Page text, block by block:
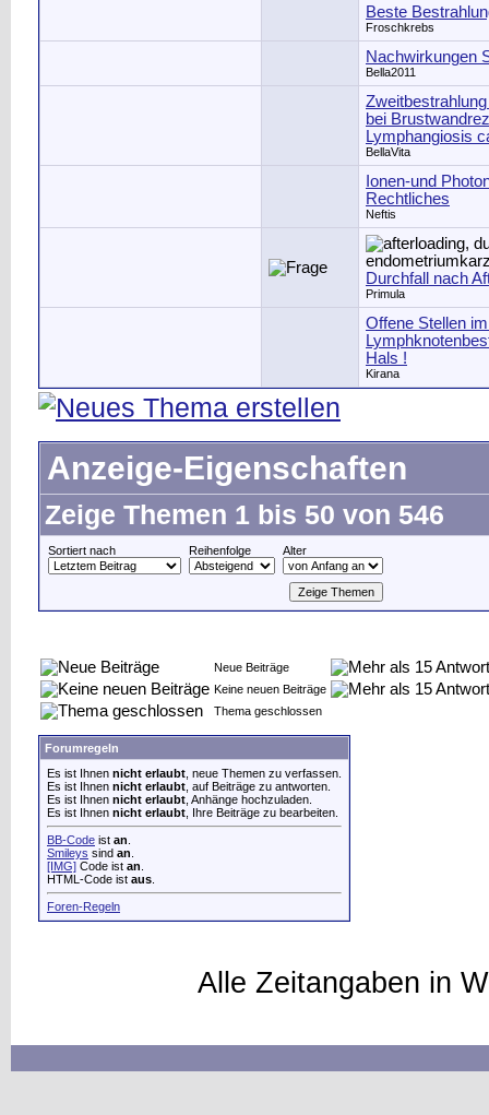
Beste
Froschkrebs
Nachwirkungen
Bella2011
bei
Lymphangiosis
BellaVita
Ionen-und
Rechtliches
Neftis
Durchfall nach
Primula
Offene Stellen
Hals !
Kirana
Anzeige-Eigenschaften
Zeige Themen 1 bis 50 von 546
Sortiert nach Reihenfolge Alter
Neue Beiträge
Keine neuen Beiträge
Thema geschlossen
Forumregeln
Es ist Ihnen nicht erlaubt , neue Themen zu verfassen.
Es ist Ihnen nicht erlaubt , auf Beiträge zu antworten.
Es ist Ihnen nicht erlaubt , Anhänge hochzuladen.
Es ist Ihnen nicht erlaubt , Ihre Beiträge zu bearbeiten.
BB-Code ist an
Smileys sind an
[IMG] Code ist an
HTML-Code ist aus
Foren-Regeln
Alle Zeitangaben in